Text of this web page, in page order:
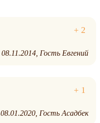
08.11.2014 Гость Евгений
08.01.2020 Гость Асадбек